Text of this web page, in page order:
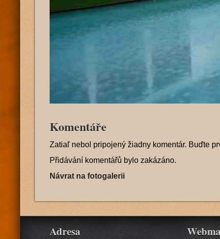
Komentáře
Zatiaľ nebol pripojený žiadny komentár. Buďte
Přidávání komentářů bylo zakázáno.
Návrat na fotogalerii
Adresa